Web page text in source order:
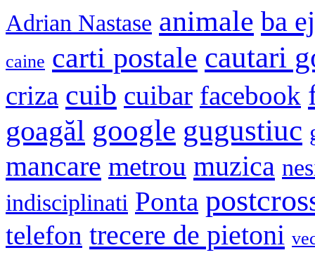
Adrian Nastase animale ba
caine carti postale cautari
criza cuib cuibar facebook
goagăl google gugustiuc
mancare metrou muzica
indisciplinati Ponta
telefon trecere de pietoni